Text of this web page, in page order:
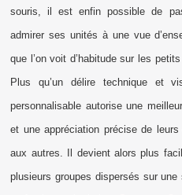
souris, il est enfin possible de
admirer ses unités à une vue
que l’on voit d’habitude sur les
Plus qu’un délire technique et
personnalisable autorise une
et une appréciation précise de
aux autres. Il devient alors plus
plusieurs groupes dispersés sur